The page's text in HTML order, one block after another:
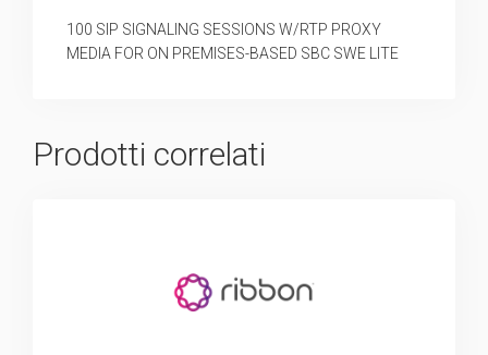
100 SIP SIGNALING SESSIONS W/RTP PROXY
MEDIA FOR ON PREMISES-BASED SBC SWE LITE
Prodotti correlati